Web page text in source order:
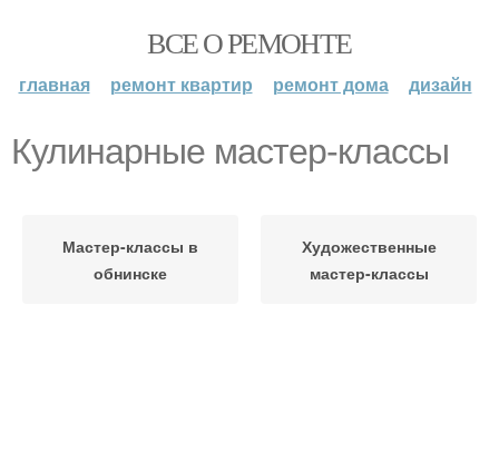
ВСЕ О РЕМОНТЕ
главная ремонт квартир ремонт дома дизайн
Кулинарные мастер-классы
Мастер-классы в
обнинске
Художественные
мастер-классы